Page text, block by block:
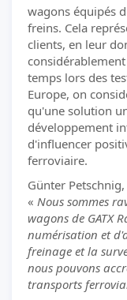
wagons équipés
freins. Cela
clients, en leur
temps lors des
Europe, on
qu'une solution
développement
d'influencer
ferroviaire.
Günter
« Nous sommes
wagons de GATX
numérisation et
freinage et la
nous pouvons
transports